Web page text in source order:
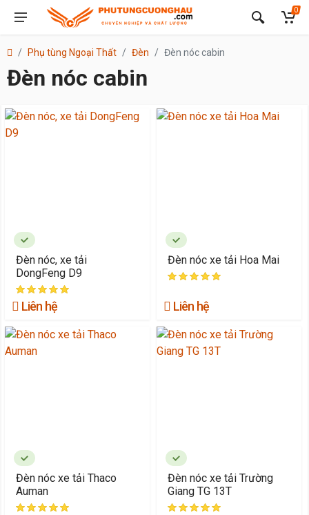
0
Phụ tùng Ngoại Thất Đèn Đèn nóc cabin
Đèn nóc cabin
Đèn nóc, xe tải
DongFeng D9
Liên hệ
Đèn nóc xe tải Hoa Mai
Liên hệ
Đèn nóc xe tải Thaco
Auman
Đèn nóc xe tải Trường
Giang TG 13T